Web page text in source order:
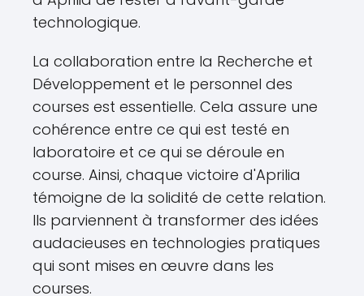
technologique.
La collaboration entre la Recherche et
Développement et le personnel des
courses est essentielle. Cela assure une
cohérence entre ce qui est testé en
laboratoire et ce qui se déroule en
course. Ainsi, chaque victoire d'Aprilia
témoigne de la solidité de cette relation.
Ils parviennent à transformer des idées
audacieuses en technologies pratiques
qui sont mises en œuvre dans les
courses.